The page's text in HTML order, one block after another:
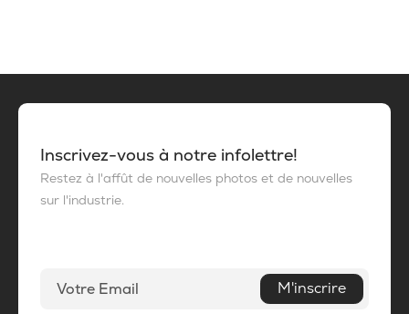
Inscrivez-vous à notre infolettre!
Restez à l'affût de nouvelles photos et de nouvelles
sur l'industrie.
M'inscrire